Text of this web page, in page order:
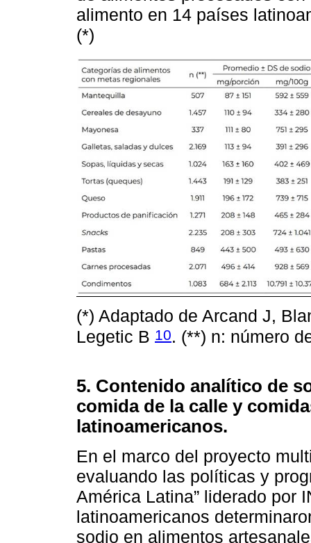
alimento en 14 países
(*)
(*) Adaptado de Arcand J,
Legetic B 10. (**) n: número
5. Contenido analítico de
comida de la calle y
latinoamericanos.
En el marco del proyecto
evaluando las políticas y
América Latina” liderado por
latinoamericanos
sodio en alimentos